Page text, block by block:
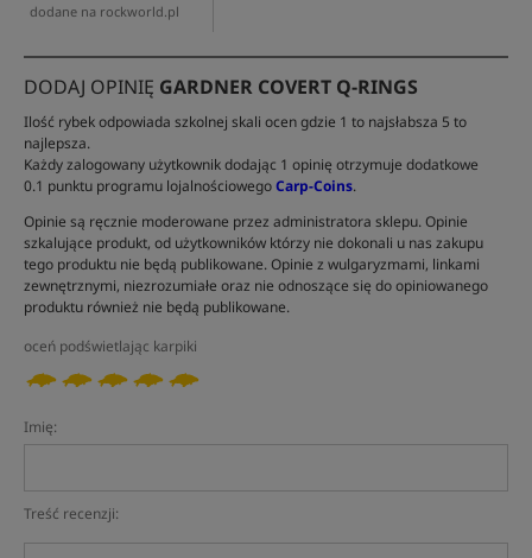
dodane na rockworld.pl
DODAJ OPINIĘ GARDNER COVERT Q-RINGS
Ilość rybek odpowiada szkolnej skali ocen gdzie 1 to najsłabsza 5 to
najlepsza.
Każdy zalogowany użytkownik dodając 1 opinię otrzymuje dodatkowe
0.1 punktu programu lojalnościowegoCarp-Coins.
Opinie są ręcznie moderowane przez administratora sklepu. Opinie
szkalujące produkt, od użytkowników którzy nie dokonali u nas zakupu
tego produktu nie będą publikowane. Opinie z wulgaryzmami, linkami
zewnętrznymi, niezrozumiałe oraz nie odnoszące się do opiniowanego
produktu również nie będą publikowane.
oceń podświetlając karpiki
Imię:
Treść recenzji: